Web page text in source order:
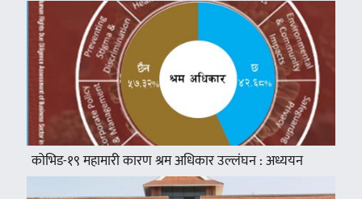
कोभिड-१९ महामारी कारण श्रम अधिकार उल्लंघन : अध्ययन